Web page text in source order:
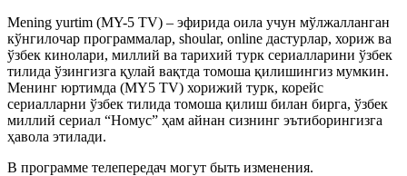
Mening yurtim (MY-5 TV) – эфирида оила учун мўлжалланган
кўнгилочар программалар, shoular, online дастурлар, хориж ва
ўзбек кинолари, миллий ва тарихий турк сериалларини ўзбек
тилида ўзингизга қулай вақтда томоша қилишингиз мумкин.
Менинг юртимда (MY5 TV) хорижий турк, корейс
сериалларни ўзбек тилида томоша қилиш билан бирга, ўзбек
миллий сериал “Номус” ҳам айнан сизнинг эътиборингизга
ҳавола этилади.
В программе телепередач могут быть изменения.